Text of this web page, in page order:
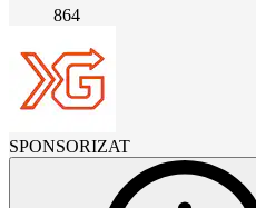
864
SPONSORIZAT